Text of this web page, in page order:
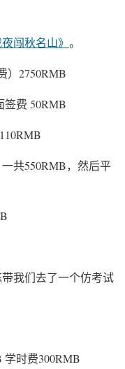
闯秋名山》 。
）2750RMB
签费 50RMB
共550RMB，然后平
我们去了一个仿考试
学时费300RMB